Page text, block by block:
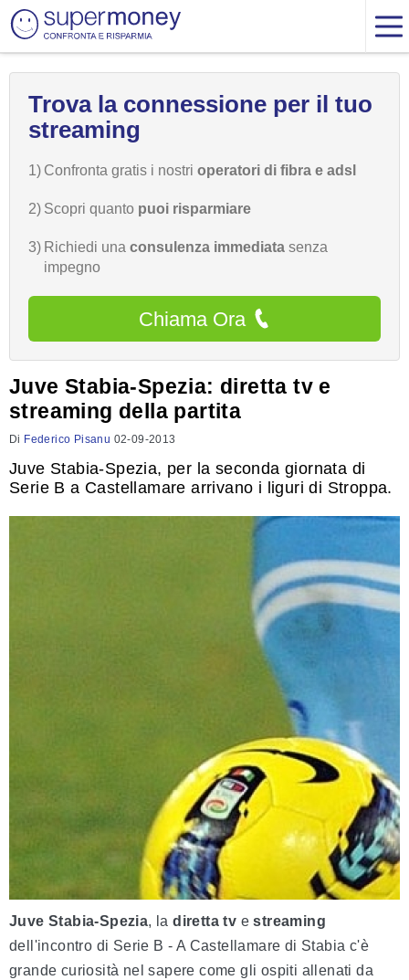
Trova la connessione per il tuo
streaming
1) Confronta gratis i nostri operatori di fibra e adsl
2) Scopri quanto puoi risparmiare
3) Richiedi una consulenza immediata senza
impegno
Chiama Ora
Juve Stabia-Spezia: diretta tv e
streaming della partita
Di Federico Pisanu 02-09-2013
Juve Stabia-Spezia, per la seconda giornata di
Serie B a Castellamare arrivano i liguri di Stroppa.
Juve Stabia-Spezia, ladiretta tv estreaming
dell'incontro di Serie B - A Castellamare di Stabia c'è
grande curiosità nel sapere come gli ospiti allenati da